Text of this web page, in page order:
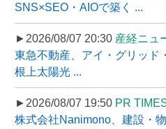
SNS×SEO・AIOで築く ...
►2026/08/07 20:30 産経ニュ
東急不動産、アイ・グリッド
根上太陽光 ...
►2026/08/07 19:50 PR
株式会社Nanimono、建設・